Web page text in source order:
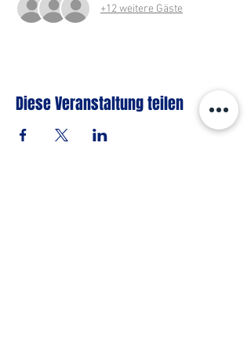
+12 weitere Gäste
Diese Veranstaltung teilen